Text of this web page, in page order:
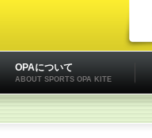
OPAについて
ABOUT SPORTS OPA KITE